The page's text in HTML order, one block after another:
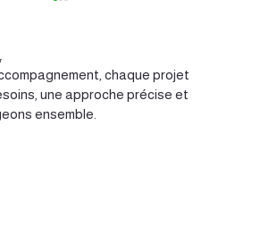
chaque projet
une approche précise et
ensemble.